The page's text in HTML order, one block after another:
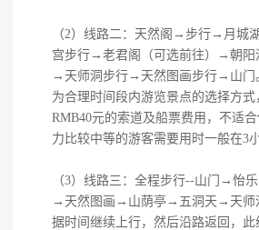
（2）线路二：天然阁→步行→月
宫步行→老君阁（可选前往）→朝
→天师洞步行→天然图画步行→山门
为合理时间段内游览景点的选择方
RMB40元的索道及船票费用，不适
力比较中等的游客需要用时一般在3
（3）线路三：全程步行--山门→怡
→天然图画→山荫亭→五洞天→天师
据时间继续上行，然后沿路返回，